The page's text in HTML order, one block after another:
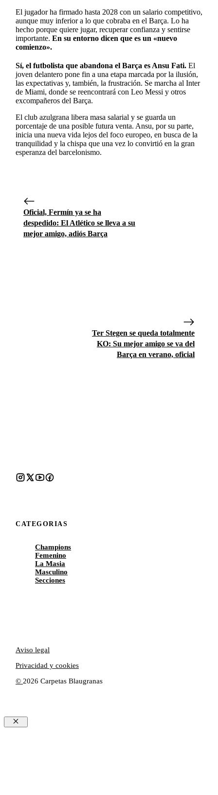
El jugador ha firmado hasta 2028 con un salario competitivo,
aunque muy inferior a lo que cobraba en el Barça. Lo ha
hecho porque quiere jugar, recuperar confianza y sentirse
importante. En su entorno dicen que es un «nuevo
comienzo».
Sí, el futbolista que abandona el Barça es Ansu Fati. El
joven delantero pone fin a una etapa marcada por la ilusión,
las expectativas y, también, la frustración. Se marcha al Inter
de Miami, donde se reencontrará con Leo Messi y otros
excompañeros del Barça.
El club azulgrana libera masa salarial y se guarda un
porcentaje de una posible futura venta. Ansu, por su parte,
inicia una nueva vida lejos del foco europeo, en busca de la
tranquilidad y la chispa que una vez lo convirtió en la gran
esperanza del barcelonismo.
Oficial, Fermín ya se ha
despedido: El Atlético se lleva a su
mejor amigo, adiós Barça
Ter Stegen se queda totalmente
KO: Su mejor amigo se va del
Barça en verano, oficial
CATEGORIAS
Champions
Femenino
La Masia
Masculino
Secciones
© 2026 Carpetas Blaugranas
Aviso legal
Privacidad y cookies
Cerrar